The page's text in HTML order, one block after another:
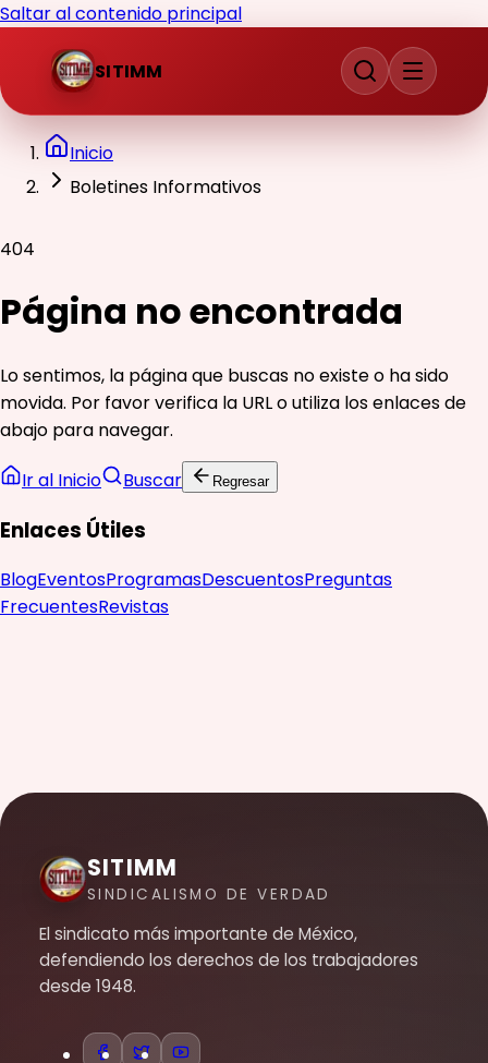
Saltar al contenido principal
SITIMM
Inicio
Boletines Informativos
404
Página no encontrada
Lo sentimos, la página que buscas no existe o ha sido
movida. Por favor verifica la URL o utiliza los enlaces de
abajo para navegar.
Ir al Inicio
Buscar Regresar
Enlaces Útiles
BlogEventosProgramasDescuentosPreguntas
FrecuentesRevistas
SITIMM
SINDICALISMO DE VERDAD
El sindicato más importante de México,
defendiendo los derechos de los trabajadores
desde 1948.